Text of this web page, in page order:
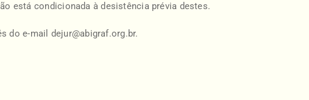
está condicionada à desistência prévia destes.
do e-mail dejur@abigraf.org.br.